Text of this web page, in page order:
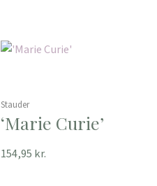
Stauder
‘Marie Curie’
154,95 kr.